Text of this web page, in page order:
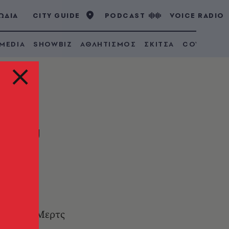
CITY GUIDE PODCAST VOICE RADIO
SHOWBIZ ΑΘΛΗΤΙΣΜΟΣ ΣΚΙΤΣΑ COVID 19
ο Μερτς